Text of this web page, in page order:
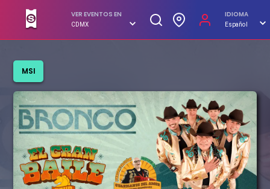
VER EVENTOS EN
CDMX
IDIOMA
Español
MSI